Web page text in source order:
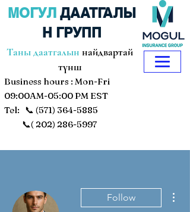
Таны даатгалын найдвартай
түнш
Tel: 📞 (571) 364-5885
📞( 202) 286-5997
МОГУЛ ДААТГАЛЫ
Н ГРУПП
Business hours : Mon-Fri
09:00AM-05:00 PM EST
Follow